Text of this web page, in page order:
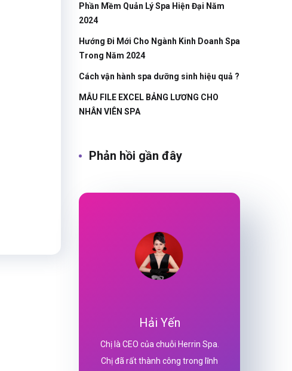
Phần Mềm Quản Lý Spa Hiện Đại Năm
2024
Hướng Đi Mới Cho Ngành Kinh Doanh Spa
Trong Năm 2024
Cách vận hành spa dưỡng sinh hiệu quả ?
MẪU FILE EXCEL BẢNG LƯƠNG CHO
NHÂN VIÊN SPA
Phản hồi gần đây
Hải Yến
Chị là CEO của chuỗi Herrin Spa.
Chị đã rất thành công trong lĩnh